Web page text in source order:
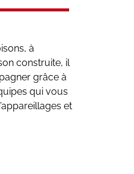
à
construite, il
grâce à
qui vous
et